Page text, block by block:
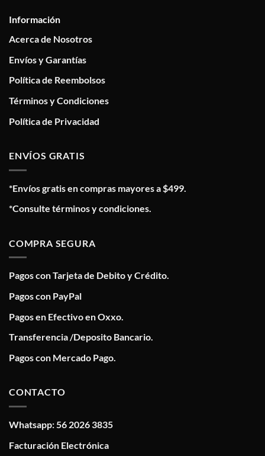
Información
Acerca de Nosotros
Envíos y Garantías
Política de Reembolsos
Términos y Condiciones
Política de Privacidad
ENVÍOS GRATIS
*Envíos gratis en compras mayores a $499.
*Consulte términos y condiciones.
COMPRA SEGURA
Pagos con Tarjeta de Debito y Crédito.
Pagos con PayPal
Pagos en Efectivo en Oxxo.
Transferencia /Deposito Bancario.
Pagos con Mercado Pago.
CONTACTO
Whatsapp: 56 2026 3835
Facturación Electrónica